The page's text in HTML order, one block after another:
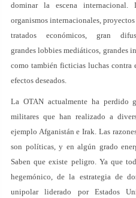
dominar la escena
organismos internacionales,
tratados económicos, gran
grandes lobbies mediáticos, grandes
como también ficticias luchas
efectos deseados.
La OTAN actualmente ha perdido
militares que han realizado a
ejemplo Afganistán e Irak. Las
son políticas, y en algún grado
Saben que existe peligro. Ya que
hegemónico, de la estrategia de
unipolar liderado por Estados